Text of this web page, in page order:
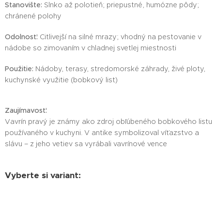
Stanovište: Slnko až polotieň; priepustné, humózne pôdy;
chránené polohy
Odolnosť: Citlivejší na silné mrazy; vhodný na pestovanie v
nádobe so zimovaním v chladnej svetlej miestnosti
Použitie: Nádoby, terasy, stredomorské záhrady, živé ploty,
kuchynské využitie (bobkový list)
Zaujímavosť:
Vavrín pravý je známy ako zdroj obľúbeného bobkového listu
používaného v kuchyni. V antike symbolizoval víťazstvo a
slávu – z jeho vetiev sa vyrábali vavrínové vence
Vyberte si variant: